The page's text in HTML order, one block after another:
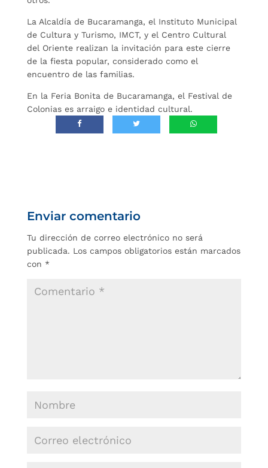
La Alcaldía de Bucaramanga, el Instituto Municipal
de Cultura y Turismo, IMCT, y el Centro Cultural
del Oriente realizan la invitación para este cierre
de la fiesta popular, considerado como el
encuentro de las familias.
En la Feria Bonita de Bucaramanga, el Festival de
Colonias es arraigo e identidad cultural.
Enviar comentario
Tu dirección de correo electrónico no será
publicada. Los campos obligatorios están marcados
con *